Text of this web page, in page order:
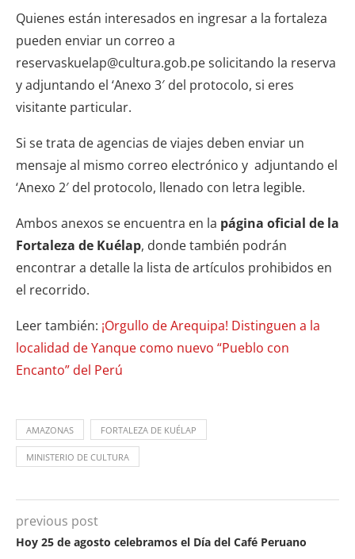
Quienes están interesados en ingresar a la fortaleza
pueden enviar un correo a
reservaskuelap@cultura.gob.pe solicitando la reserva
y adjuntando el ‘Anexo 3′ del protocolo, si eres
visitante particular.
Si se trata de agencias de viajes deben enviar un
mensaje al mismo correo electrónico y adjuntando el
‘Anexo 2′ del protocolo, llenado con letra legible.
Ambos anexos se encuentra en la página oficial de la
Fortaleza de Kuélap, donde también podrán
encontrar a detalle la lista de artículos prohibidos en
el recorrido.
Leer también: ¡Orgullo de Arequipa! Distinguen a la
localidad de Yanque como nuevo “Pueblo con
Encanto” del Perú
AMAZONAS FORTALEZA DE KUÉLAP
MINISTERIO DE CULTURA
previous post
Hoy 25 de agosto celebramos el Día del Café Peruano